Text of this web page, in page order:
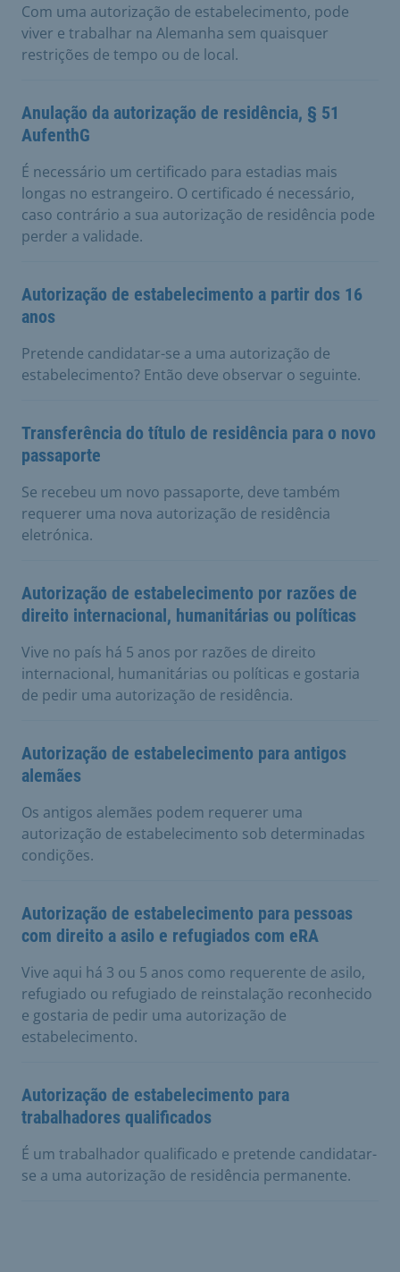
Com uma autorização de estabelecimento, pode
viver e trabalhar na Alemanha sem quaisquer
restrições de tempo ou de local.
Anulação da autorização de residência, § 51
AufenthG
É necessário um certificado para estadias mais
longas no estrangeiro. O certificado é necessário,
caso contrário a sua autorização de residência pode
perder a validade.
Autorização de estabelecimento a partir dos 16
anos
Pretende candidatar-se a uma autorização de
estabelecimento? Então deve observar o seguinte.
Transferência do título de residência para o novo
passaporte
Se recebeu um novo passaporte, deve também
requerer uma nova autorização de residência
eletrónica.
Autorização de estabelecimento por razões de
direito internacional, humanitárias ou políticas
Vive no país há 5 anos por razões de direito
internacional, humanitárias ou políticas e gostaria
de pedir uma autorização de residência.
Autorização de estabelecimento para antigos
alemães
Os antigos alemães podem requerer uma
autorização de estabelecimento sob determinadas
condições.
Autorização de estabelecimento para pessoas
com direito a asilo e refugiados com eRA
Vive aqui há 3 ou 5 anos como requerente de asilo,
refugiado ou refugiado de reinstalação reconhecido
e gostaria de pedir uma autorização de
estabelecimento.
Autorização de estabelecimento para
trabalhadores qualificados
É um trabalhador qualificado e pretende candidatar-
se a uma autorização de residência permanente.